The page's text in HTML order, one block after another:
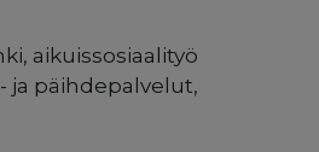
aikuissosiaalityö
ja päihdepalvelut,